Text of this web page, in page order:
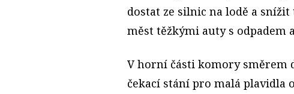
dostat ze silnic na lodě a
měst těžkými auty s odpadem
V horní části komory směrem
čekací stání pro malá plavidla